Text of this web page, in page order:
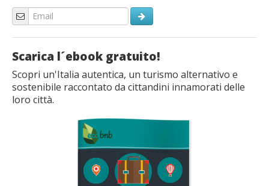
Scarica l´ebook gratuito!
Scopri un'Italia autentica, un turismo alternativo e
sostenibile raccontato da cittandini innamorati delle
loro città.